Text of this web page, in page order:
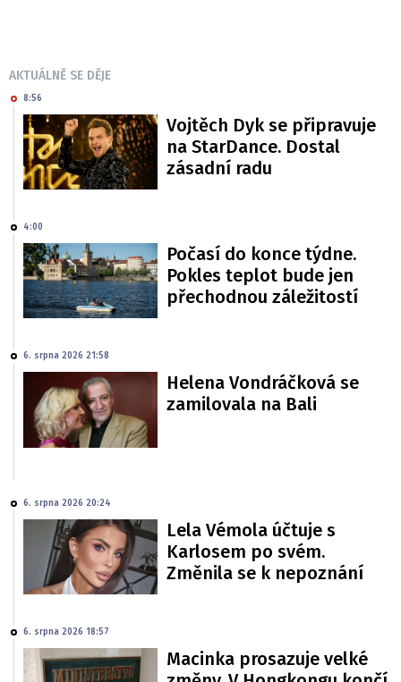
AKTUÁLNĚ SE DĚJE
8:56
Vojtěch Dyk se připravuje
na StarDance. Dostal
zásadní radu
4:00
Počasí do konce týdne.
Pokles teplot bude jen
přechodnou záležitostí
6. srpna 2026 21:58
Helena Vondráčková se
zamilovala na Bali
6. srpna 2026 20:24
Lela Vémola účtuje s
Karlosem po svém.
Změnila se k nepoznání
6. srpna 2026 18:57
Macinka prosazuje velké